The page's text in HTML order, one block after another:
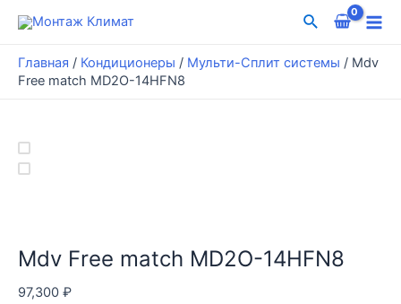
Поиск
Главная / Кондиционеры / Мульти-Сплит системы / Mdv
Free match MD2O-14HFN8
Mdv Free match MD2O-14HFN8
97,300 ₽